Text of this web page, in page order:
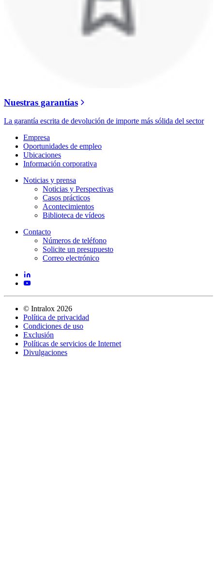
Nuestras garantías
La garantía escrita de devolución de importe más sólida del sector
Empresa
Oportunidades de empleo
Ubicaciones
Información corporativa
Noticias y prensa
Noticias y Perspectivas
Casos prácticos
Acontecimientos
Biblioteca de vídeos
Contacto
Números de teléfono
Solicite un presupuesto
Correo electrónico
© Intralox 2026
Política de privacidad
Condiciones de uso
Exclusión
Políticas de servicios de Internet
Divulgaciones